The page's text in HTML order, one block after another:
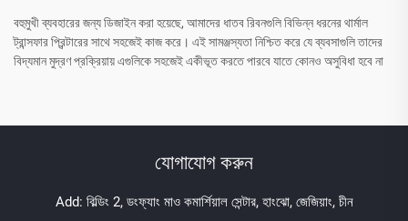
বহুমুখী ব্যবহারের জন্য ডিজাইন করা হয়েছে, আমাদের ধাতব রিবনগুলি বিভিন্ন ধরনের থার্মাল
ট্রান্সফার প্রিন্টারের সাথে সহজেই কাজ করে। এই সামঞ্জস্যতা নিশ্চিত করে যে ব্যবসাগুলি তাদের
বিদ্যমান মুদ্রণ প্রক্রিয়ায় এগুলিকে সহজেই একীভূত করতে পারবে যাতে কোনও অসুবিধা হবে না
যোগাযোগ করুন
Add: বিল্ডিং 2, ডংফ্যাং মাও কমার্শিয়াল সেন্টার, হাংঝো, জেজিয়াং, চীন